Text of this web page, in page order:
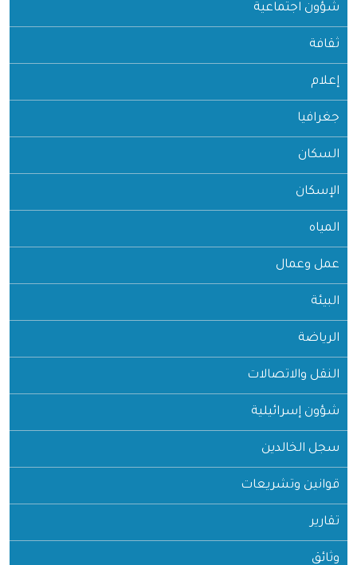
شؤون اجتماعية
ثقافة
إعلام
جغرافيا
السكان
الإسكان
المياه
عمل وعمال
البيئة
الرياضة
النقل والاتصالات
شؤون إسرائيلية
سجل الخالدين
قوانين وتشريعات
تقارير
وثائق